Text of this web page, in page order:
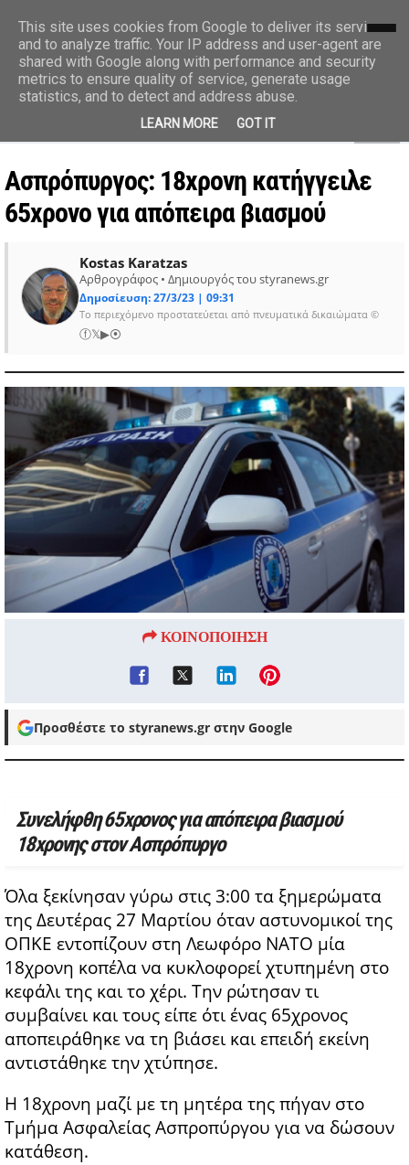
styranews.gr
Ειδήσεις-Γεγονότα-Επικαιρότητα
Ασπρόπυργος: 18χρονη κατήγγειλε
65χρονο για απόπειρα βιασμού
Kostas Karatzas
Αρθρογράφος • Δημιουργός του styranews.gr
Δημοσίευση: 27/3/23 | 09:31
Το περιεχόμενο προστατεύεται από πνευματικά δικαιώματα ©
ⓕ𝕏▶⦿
ΚΟΙΝΟΠΟΙΗΣΗ
Προσθέστε το styranews.gr στην Google
Συνελήφθη 65χρονος για απόπειρα βιασμού
18χρονης στον Ασπρόπυργο
Όλα ξεκίνησαν γύρω στις 3:00 τα ξημερώματα
της Δευτέρας 27 Μαρτίου όταν αστυνομικοί της
ΟΠΚΕ εντοπίζουν στη Λεωφόρο ΝΑΤΟ μία
18χρονη κοπέλα να κυκλοφορεί χτυπημένη στο
κεφάλι της και το χέρι. Την ρώτησαν τι
συμβαίνει και τους είπε ότι ένας 65χρονος
αποπειράθηκε να τη βιάσει και επειδή εκείνη
αντιστάθηκε την χτύπησε.
Η 18χρονη μαζί με τη μητέρα της πήγαν στο
Τμήμα Ασφαλείας Ασπροπύργου για να δώσουν
κατάθεση.
This site uses cookies from Google to deliver its services
and to analyze traffic. Your IP address and user-agent are
shared with Google along with performance and security
metrics to ensure quality of service, generate usage
statistics, and to detect and address abuse.
LEARN MORE GOT IT